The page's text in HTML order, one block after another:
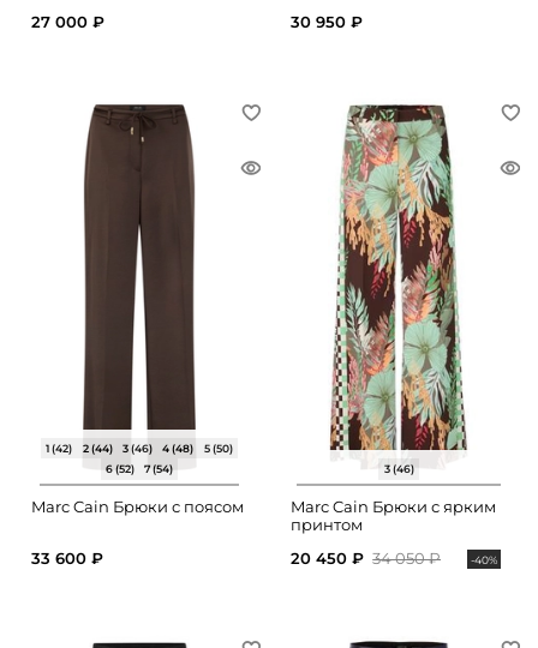
27 000 ₽
30 950 ₽
1 (42) 2 (44) 3 (46) 4 (48)
5 (50)
6 (52)
7 (54)
Marc Cain Брюки с поясом
33 600 ₽
3 (46)
Marc Cain Брюки с ярким
принтом
20 450 ₽ 34 050 ₽ -40%